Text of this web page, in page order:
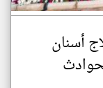
أسنان